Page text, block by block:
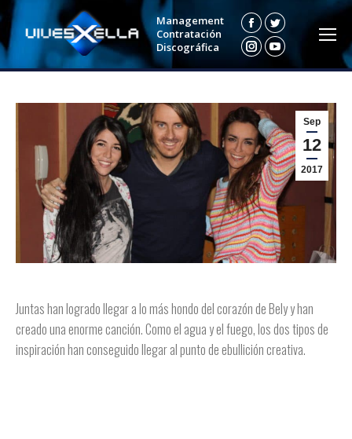
Management
Contratación
Discográfica
FacebookTwitter
Instagram
YouTube
Sep
12
2017
Juntas han logrado llegar a lo más hondodel corazón de Bely y han
creado una enorme canción. Como el agua y el fuego, los dos tipos de
inspiraciónhan conseguido llegar al punto de ebullición creativa.